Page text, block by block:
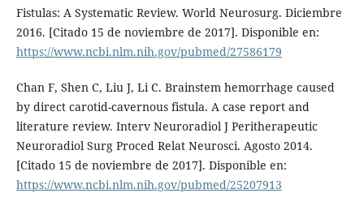
Fistulas: A Systematic Review. World Neurosurg. Diciembre
2016. [Citado 15 de noviembre de 2017]. Disponible en:
https://www.ncbi.nlm.nih.gov/pubmed/27586179
Chan F, Shen C, Liu J, Li C. Brainstem hemorrhage caused
by direct carotid-cavernous fistula. A case report and
literature review. Interv Neuroradiol J Peritherapeutic
Neuroradiol Surg Proced Relat Neurosci. Agosto 2014.
[Citado 15 de noviembre de 2017]. Disponible en:
https://www.ncbi.nlm.nih.gov/pubmed/25207913